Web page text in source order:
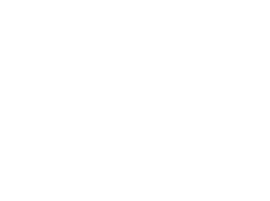
Dessa
jornada dentro
nos textos
tutelar tem
de outras
e os
incluem a